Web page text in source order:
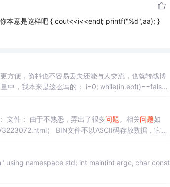
本意是这样吧{ cout<<i<<endl; printf("%d",aa); }
方便，资料也不容易丢失还能与人交流，也就转战博
写的： i=0; while(in.eof()==false)
程序要求读取一个ARM的BIN文件，需要获取每一个字节，写了一个函数测试一下： 文件： 由于不熟悉，弄出了很多问题。相关问题如
using namespace std; int main(int argc, char const